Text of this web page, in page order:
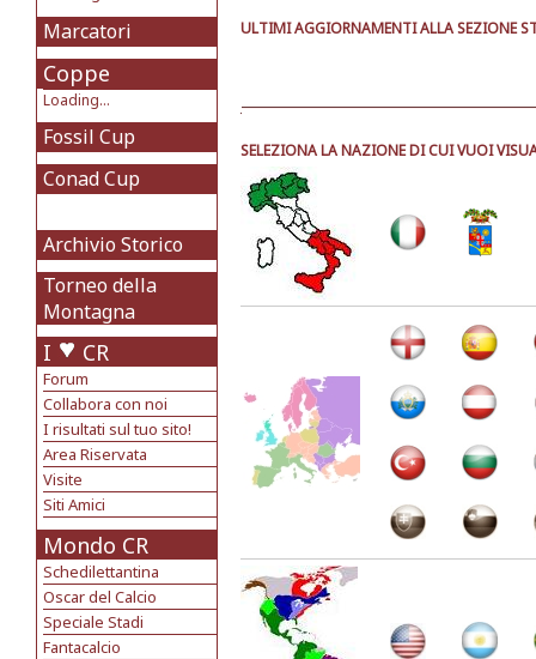
Marcatori
Coppe
Loading...
Fossil Cup
Conad Cup
Archivio Storico
Torneo della
Montagna
I CR
Forum
Collabora con noi
I risultati sul tuo sito!
Area Riservata
Visite
Siti Amici
Mondo CR
Schedilettantina
Oscar del Calcio
Speciale Stadi
Fantacalcio
ULTIMI AGGIORNAMENTI ALLA SEZIONE
SELEZIONA LA NAZIONE DI CUI VUOI